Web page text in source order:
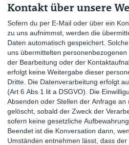
Kontakt über unsere
Sofern du per E-Mail oder über ein
zu uns aufnimmst, werden die
Daten automatisch gespeichert.
uns übermittelten
der Bearbeitung oder der
erfolgt keine Weitergabe dieser
Dritte. Die Datenverarbeitung erfolgt
(Art 6 Abs 1 lit a DSGVO). Die
Absenden oder Stellen der Anfrage an
gelöscht, sobald der Zweck der
sofern keine gesetzliche
Beendet ist die Konversation dann,
Umständen entnehmen lässt, dass